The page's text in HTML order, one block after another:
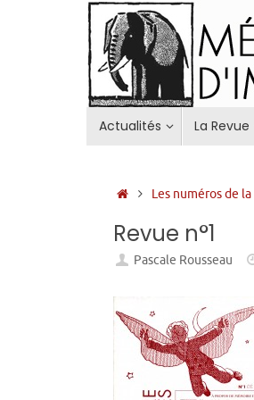
Actualités La Revue
AccueilLes numéros de
Revue n°1
Pascale Rousseau